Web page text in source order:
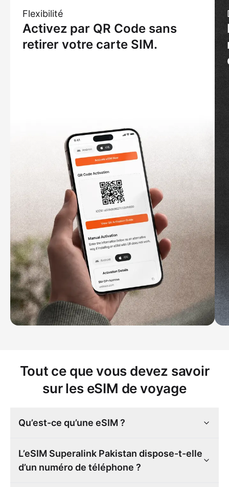
Flexibilité
Activez par QR Code sans
retirer votre carte SIM.
Tout ce que vous devez savoir
sur les eSIM de voyage
Qu’est-ce qu’une eSIM ?
L’eSIM Superalink Pakistan dispose-t-elle
d’un numéro de téléphone ?